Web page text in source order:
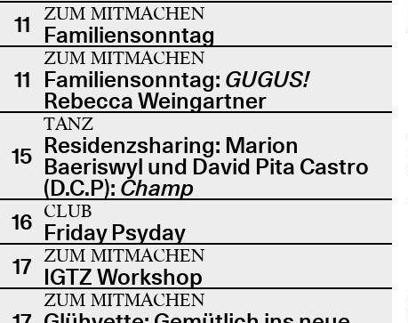
11
ZUM MITMACHEN
Familiensonntag
11
ZUM MITMACHEN
Familiensonntag: GUGUS!
Rebecca Weingartner
15
TANZ
Residenzsharing: Marion
Baeriswyl und David Pita Castro
(D.C.P): Champ
16 CLUB
Friday Psyday
17 ZUM MITMACHEN
IGTZ Workshop
ZUM MITMACHEN